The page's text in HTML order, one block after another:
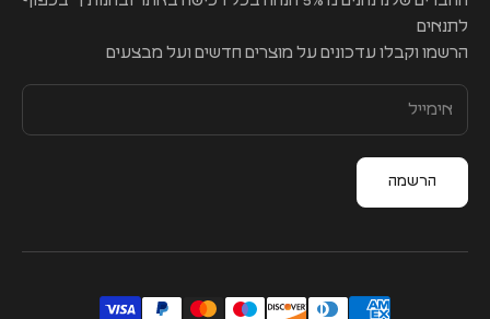
לתנאים
הרשמו וקבלו עדכונים על מוצרים חדשים ועל מבצעים
הרשמה